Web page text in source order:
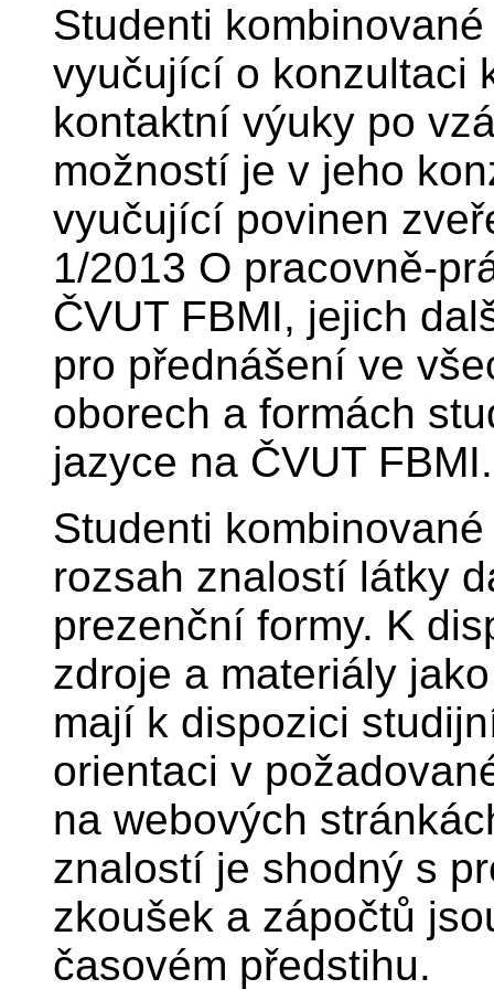
Studenti
vyučující o konzultaci
kontaktní výuky po
možností je v jeho
vyučující povinen
1/2013 O pracovně-
ČVUT FBMI, jejich
pro přednášení ve
oborech a formách
jazyce na ČVUT FBMI.
Studenti
rozsah znalostí látky
prezenční formy. K
zdroje a materiály
mají k dispozici
orientaci v
na webových
znalostí je shodný s
zkoušek a zápočtů
časovém předstihu.